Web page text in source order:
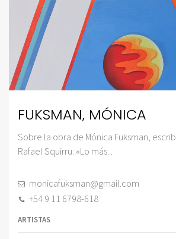
FUKSMAN, MÓNICA
Sobre la obra de Mónica Fuksman,
Rafael Squirru: «Lo más...
monicafuksman@gmail.com
+54 9 11 6798-618
ARTISTAS